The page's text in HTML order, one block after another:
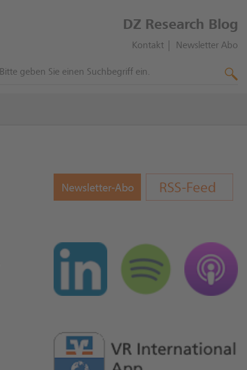
DZ Research Blog
Kontakt Newsletter Abo